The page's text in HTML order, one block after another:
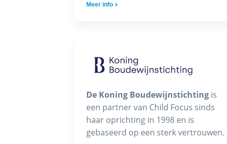
Meer info
De Koning Boudewijnstichting is
een partner van Child Focus sinds
haar oprichting in 1998 en is
gebaseerd op een sterk vertrouwen.